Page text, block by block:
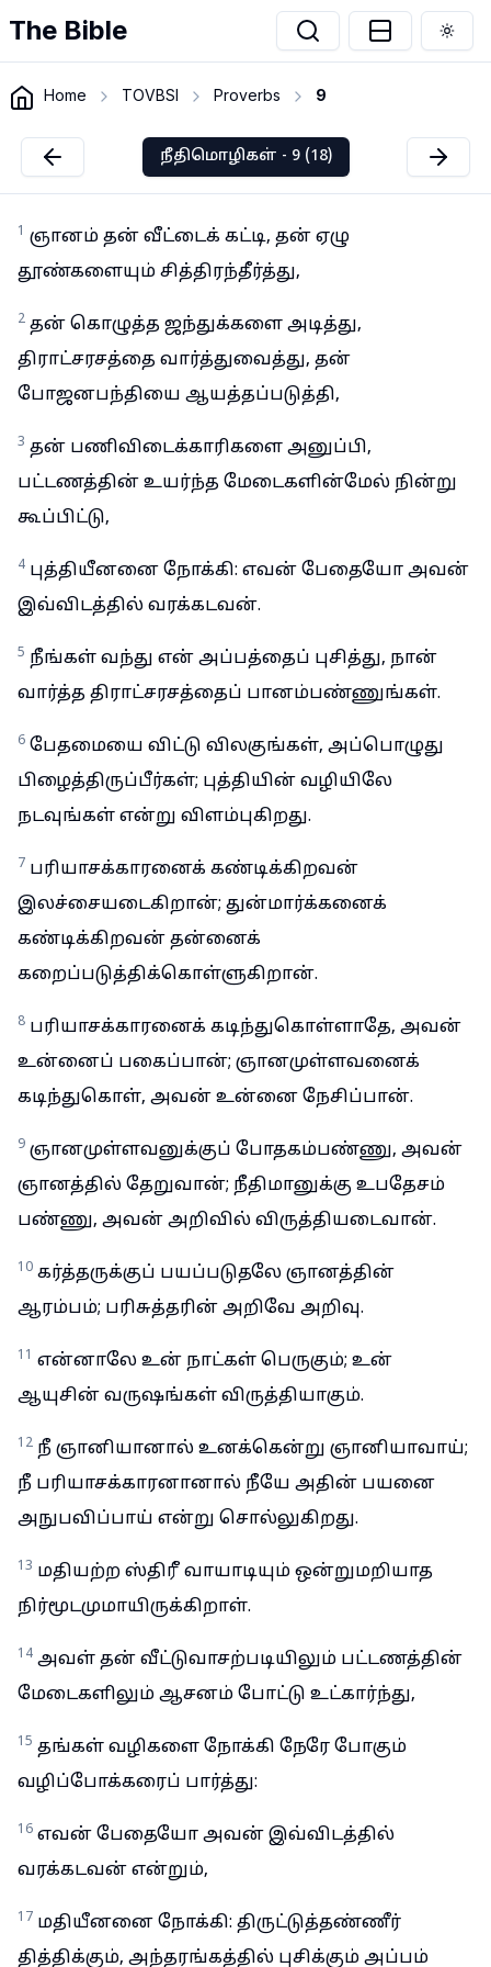
The Bible
Home TOVBSI Proverbs 9
நீதிமொழிகள் - 9 (18)
1 ஞானம் தன் வீட்டைக் கட்டி, தன் ஏழு
தூண்களையும் சித்திரந்தீர்த்து,
2 தன் கொழுத்த ஜந்துக்களை அடித்து,
திராட்சரசத்தை வார்த்துவைத்து, தன்
போஜனபந்தியை ஆயத்தப்படுத்தி,
3 தன் பணிவிடைக்காரிகளை அனுப்பி,
பட்டணத்தின் உயர்ந்த மேடைகளின்மேல் நின்று
கூப்பிட்டு,
4 புத்தியீனனை நோக்கி: எவன் பேதையோ அவன்
இவ்விடத்தில் வரக்கடவன்.
5 நீங்கள் வந்து என் அப்பத்தைப் புசித்து, நான்
வார்த்த திராட்சரசத்தைப் பானம்பண்ணுங்கள்.
6 பேதமையை விட்டு விலகுங்கள், அப்பொழுது
பிழைத்திருப்பீர்கள்; புத்தியின் வழியிலே
நடவுங்கள் என்று விளம்புகிறது.
7 பரியாசக்காரனைக் கண்டிக்கிறவன்
இலச்சையடைகிறான்; துன்மார்க்கனைக்
கண்டிக்கிறவன் தன்னைக்
கறைப்படுத்திக்கொள்ளுகிறான்.
8 பரியாசக்காரனைக் கடிந்துகொள்ளாதே, அவன்
உன்னைப் பகைப்பான்; ஞானமுள்ளவனைக்
கடிந்துகொள், அவன் உன்னை நேசிப்பான்.
9 ஞானமுள்ளவனுக்குப் போதகம்பண்ணு, அவன்
ஞானத்தில் தேறுவான்; நீதிமானுக்கு உபதேசம்
பண்ணு, அவன் அறிவில் விருத்தியடைவான்.
10 கர்த்தருக்குப் பயப்படுதலே ஞானத்தின்
ஆரம்பம்; பரிசுத்தரின் அறிவே அறிவு.
11 என்னாலே உன் நாட்கள் பெருகும்; உன்
ஆயுசின் வருஷங்கள் விருத்தியாகும்.
12 நீ ஞானியானால் உனக்கென்று ஞானியாவாய்;
நீ பரியாசக்காரனானால் நீயே அதின் பயனை
அநுபவிப்பாய் என்று சொல்லுகிறது.
13 மதியற்ற ஸ்திரீ வாயாடியும் ஒன்றுமறியாத
நிர்மூடமுமாயிருக்கிறாள்.
14 அவள் தன் வீட்டுவாசற்படியிலும் பட்டணத்தின்
மேடைகளிலும் ஆசனம் போட்டு உட்கார்ந்து,
15 தங்கள் வழிகளை நோக்கி நேரே போகும்
வழிப்போக்கரைப் பார்த்து:
16 எவன் பேதையோ அவன் இவ்விடத்தில்
வரக்கடவன் என்றும்,
17 மதியீனனை நோக்கி: திருட்டுத்தண்ணீர்
தித்திக்கும், அந்தரங்கத்தில் புசிக்கும் அப்பம்